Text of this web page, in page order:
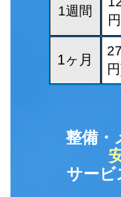
1週間
円
1ヶ月
整備・
サービ